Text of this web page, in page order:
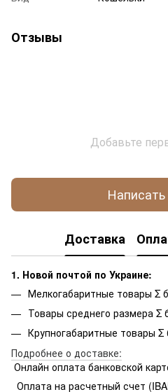
Отзывы
Добавьте
Доставка
1. Новой почтой по Украине:
Мелкогабаритные товары Σ
Товары среднего размера Σ
Крупногабаритные товары Σ
Подробнее о доставке:
Онлайн оплата банковской
Оплата на расчетный счет